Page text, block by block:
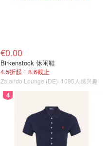
€0.00
Birkenstock 休闲鞋
4.5折起！8.6截止
Zalando Lounge (DE) 1095人感兴趣
4